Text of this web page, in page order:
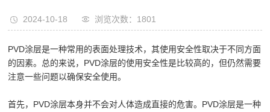
2024-10-18 浏览次数：1801
PVD涂层是一种常用的表面处理技术，其使用安全性取决于不同方面
的因素。总的来说，PVD涂层的使用安全性是比较高的，但仍然需要
注意一些问题以确保安全使用。
首先，PVD涂层本身并不会对人体造成直接的危害。PVD涂层是一种